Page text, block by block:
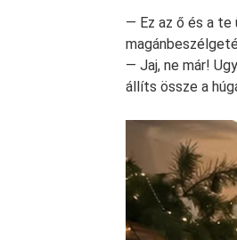
— Ez az ő és a te
— Jaj, ne már!
állíts össze a